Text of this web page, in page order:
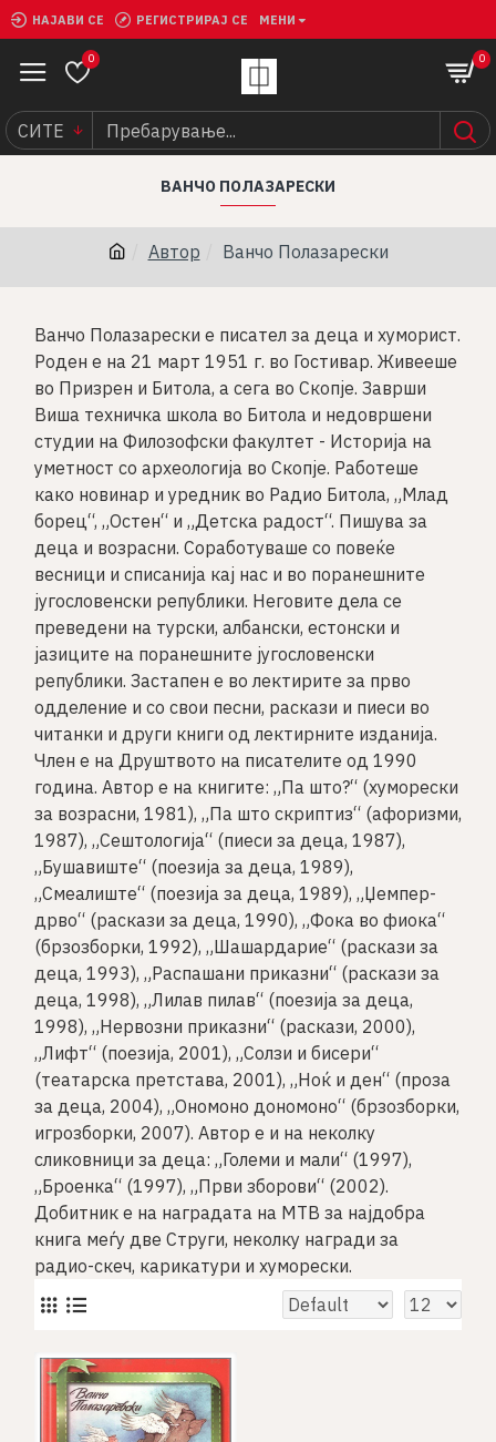
НАЈАВИ СЕ РЕГИСТРИРАЈ СЕ МЕНИ
0 0
СИТЕ
Автор Ванчо Полазарески
ВАНЧО ПОЛАЗАРЕСКИ
Ванчо Полазарески e писател за деца и хуморист.
Роден е на 21 март 1951 г. во Гостивар. Живееше
во Призрен и Битола, а сега во Скопје. Заврши
Виша техничка школа во Битола и недовршени
студии на Филозофски факултет - Историја на
уметност со археологија во Скопје. Работеше
како новинар и уредник во Радио Битола, „Млад
борец“, „Остен“ и „Детска радост“. Пишува за
деца и возрасни. Соработуваше со повеќе
весници и списанија кај нас и во поранешните
југословенски републики. Неговите дела се
преведени на турски, албански, естонски и
јазиците на поранешните југословенски
републики. Застапен е во лектирите за прво
одделение и со свои песни, раскази и пиеси во
читанки и други книги од лектирните изданија.
Член е на Друштвото на писателите од 1990
година. Автор е на книгите: „Па што?“ (хуморески
за возрасни, 1981), „Па што скриптиз“ (афоризми,
1987), „Сештологија“ (пиеси за деца, 1987),
„Бушавиште“ (поезија за деца, 1989),
„Смеалиште“ (поезија за деца, 1989), „Џемпер-
дрво“ (раскази за деца, 1990), „Фока во фиока“
(брзозборки, 1992), „Шашардарие“ (раскази за
деца, 1993), „Распашани приказни“ (раскази за
деца, 1998), „Лилав пилав“ (поезија за деца,
1998), „Нервозни приказни“ (раскази, 2000),
„Лифт“ (поезија, 2001), „Солзи и бисери“
(театарска претстава, 2001), „Ноќ и ден“ (проза
за деца, 2004), „Ономоно дономоно“ (брзозборки,
игрозборки, 2007). Автор е и на неколку
сликовници за деца: „Големи и мали“ (1997),
„Броенка“ (1997), „Први зборови“ (2002).
Добитник е на наградата на МТВ за најдобра
книга меѓу две Струги, неколку награди за
радио-скеч, карикатури и хуморески.